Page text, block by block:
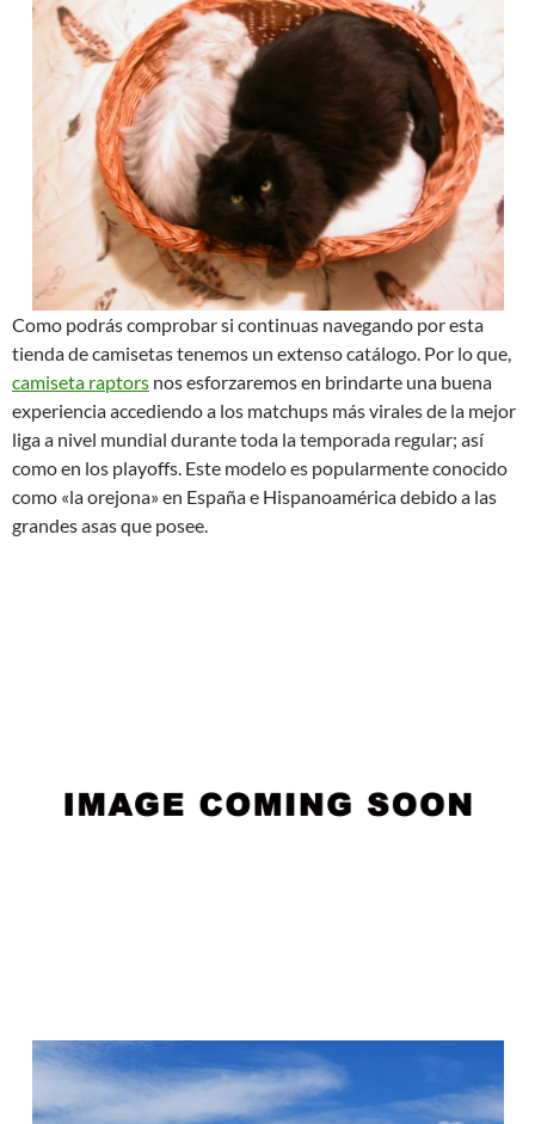
Como podrás comprobar si continuas navegando por esta
tienda de camisetas tenemos un extenso catálogo. Por lo que,
camiseta raptors nos esforzaremos en brindarte una buena
experiencia accediendo a los matchups más virales de la mejor
liga a nivel mundial durante toda la temporada regular; así
como en los playoffs. Este modelo es popularmente conocido
como «la orejona» en España e Hispanoamérica debido a las
grandes asas que posee.